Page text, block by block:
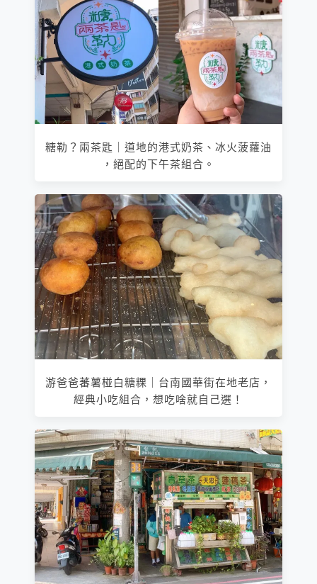
糖勒？兩茶匙｜道地的港式奶茶、冰火菠蘿油
，絕配的下午茶組合。
游爸爸蕃薯椪白糖粿｜台南國華街在地老店，
經典小吃組合，想吃啥就自己選！